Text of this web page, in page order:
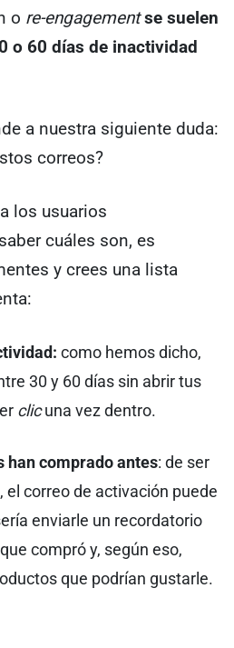
o re-engagement se suelen
o 60 días de inactividad
a nuestra siguiente duda:
correos?
los usuarios
cuáles son, es
y crees una lista
como hemos dicho,
30 y 60 días sin abrir tus
clicuna vez dentro.
han comprado antes: de ser
el correo de activación puede
enviarle un recordatorio
compró y, según eso,
que podrían gustarle.